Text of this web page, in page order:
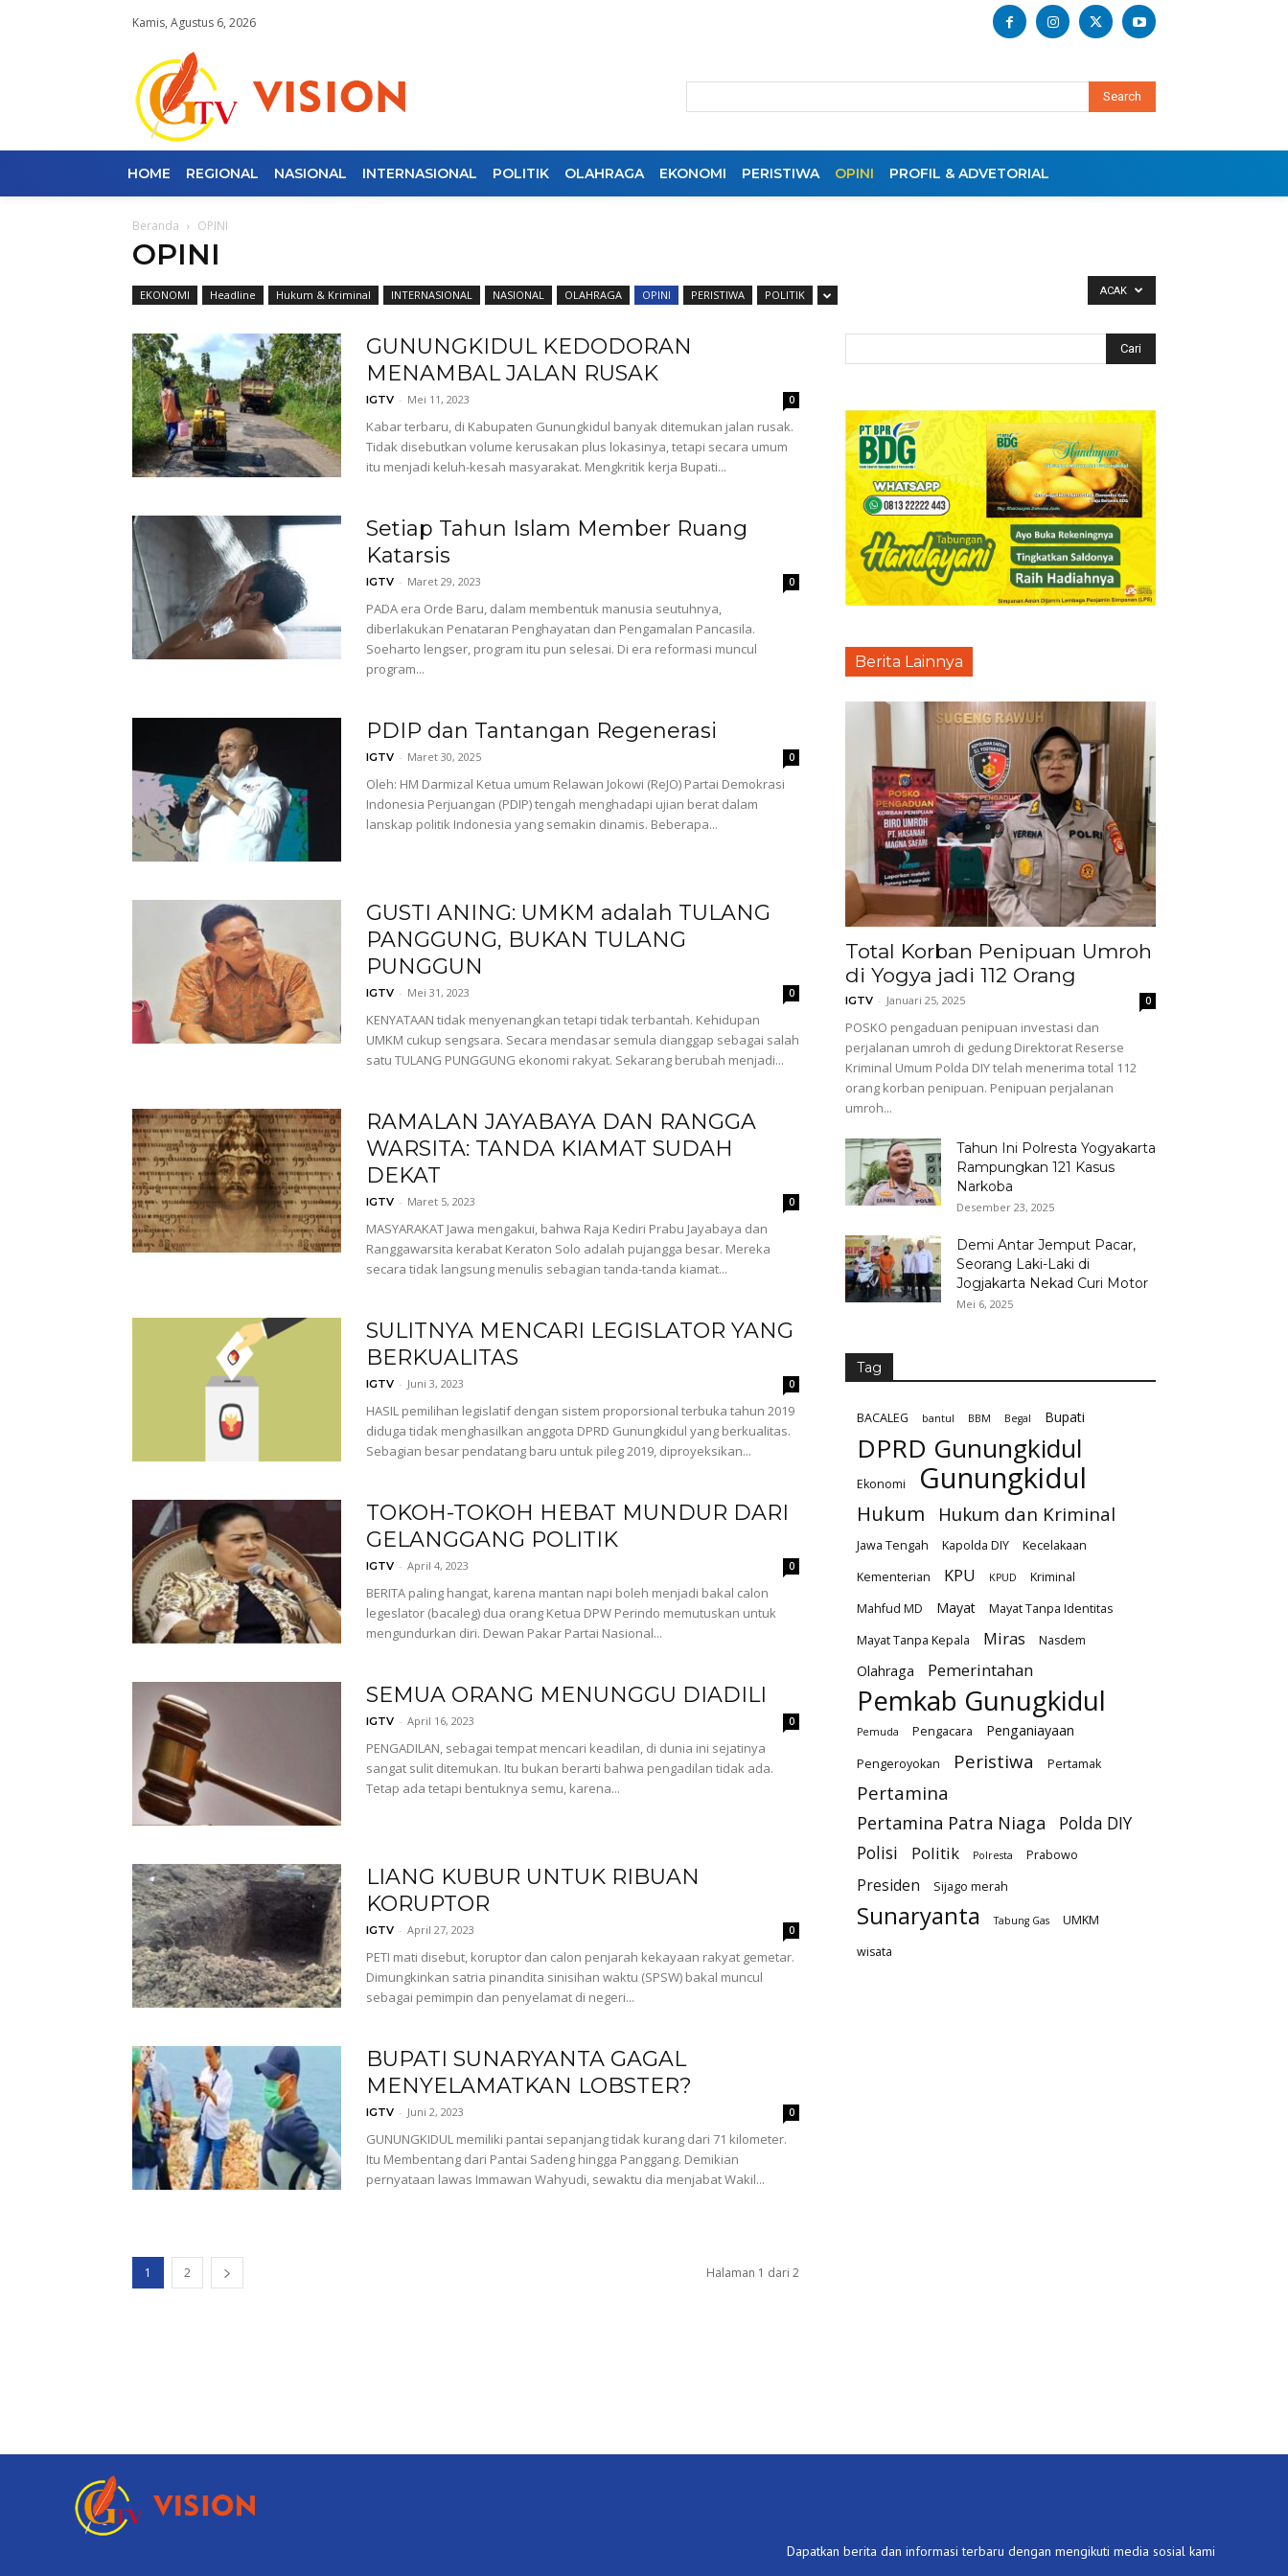
Kamis, Agustus 6, 2026
Search
HOME REGIONAL NASIONAL INTERNASIONAL POLITIK OLAHRAGA EKONOMI PERISTIWA OPINI PROFIL & ADVETORIAL
Beranda OPINI
OPINI
EKONOMI Headline Hukum & Kriminal INTERNASIONAL NASIONAL OLAHRAGA OPINI PERISTIWA POLITIK ACAK
GUNUNGKIDUL KEDODORAN
MENAMBAL JALAN RUSAK
IGTV - Mei 11, 2023 0
Kabar terbaru, di Kabupaten Gunungkidul banyak ditemukan jalan rusak.
Tidak disebutkan volume kerusakan plus lokasinya, tetapi secara umum
itu menjadi keluh-kesah masyarakat. Mengkritik kerja Bupati...
Setiap Tahun Islam Member Ruang
Katarsis
IGTV - Maret 29, 2023 0
PADA era Orde Baru, dalam membentuk manusia seutuhnya,
diberlakukan Penataran Penghayatan dan Pengamalan Pancasila.
Soeharto lengser, program itu pun selesai. Di era reformasi muncul
program...
PDIP dan Tantangan Regenerasi
IGTV - Maret 30, 2025 0
Oleh: HM Darmizal Ketua umum Relawan Jokowi (ReJO) Partai Demokrasi
Indonesia Perjuangan (PDIP) tengah menghadapi ujian berat dalam
lanskap politik Indonesia yang semakin dinamis. Beberapa...
GUSTI ANING: UMKM adalah TULANG
PANGGUNG, BUKAN TULANG
PUNGGUN
IGTV - Mei 31, 2023 0
KENYATAAN tidak menyenangkan tetapi tidak terbantah. Kehidupan
UMKM cukup sengsara. Secara mendasar semula dianggap sebagai salah
satu TULANG PUNGGUNG ekonomi rakyat. Sekarang berubah menjadi...
RAMALAN JAYABAYA DAN RANGGA
WARSITA: TANDA KIAMAT SUDAH
DEKAT
IGTV - Maret 5, 2023 0
MASYARAKAT Jawa mengakui, bahwa Raja Kediri Prabu Jayabaya dan
Ranggawarsita kerabat Keraton Solo adalah pujangga besar. Mereka
secara tidak langsung menulis sebagian tanda-tanda kiamat...
SULITNYA MENCARI LEGISLATOR YANG
BERKUALITAS
IGTV - Juni 3, 2023 0
HASIL pemilihan legislatif dengan sistem proporsional terbuka tahun 2019
diduga tidak menghasilkan anggota DPRD Gunungkidul yang berkualitas.
Sebagian besar pendatang baru untuk pileg 2019, diproyeksikan...
TOKOH-TOKOH HEBAT MUNDUR DARI
GELANGGANG POLITIK
IGTV - April 4, 2023 0
BERITA paling hangat, karena mantan napi boleh menjadi bakal calon
legeslator (bacaleg) dua orang Ketua DPW Perindo memutuskan untuk
mengundurkan diri. Dewan Pakar Partai Nasional...
SEMUA ORANG MENUNGGU DIADILI
IGTV - April 16, 2023 0
PENGADILAN, sebagai tempat mencari keadilan, di dunia ini sejatinya
sangat sulit ditemukan. Itu bukan berarti bahwa pengadilan tidak ada.
Tetap ada tetapi bentuknya semu, karena...
LIANG KUBUR UNTUK RIBUAN
KORUPTOR
IGTV - April 27, 2023 0
PETI mati disebut, koruptor dan calon penjarah kekayaan rakyat gemetar.
Dimungkinkan satria pinandita sinisihan waktu (SPSW) bakal muncul
sebagai pemimpin dan penyelamat di negeri...
BUPATI SUNARYANTA GAGAL
MENYELAMATKAN LOBSTER?
IGTV - Juni 2, 2023 0
GUNUNGKIDUL memiliki pantai sepanjang tidak kurang dari 71 kilometer.
Itu Membentang dari Pantai Sadeng hingga Panggang. Demikian
pernyataan lawas Immawan Wahyudi, sewaktu dia menjabat Wakil...
1 2 Halaman 1 dari 2
Berita Lainnya
Total Korban Penipuan Umroh
di Yogya jadi 112 Orang
IGTV - Januari 25, 2025 0
POSKO pengaduan penipuan investasi dan
perjalanan umroh di gedung Direktorat Reserse
Kriminal Umum Polda DIY telah menerima total 112
orang korban penipuan. Penipuan perjalanan
umroh...
Tahun Ini Polresta Yogyakarta
Rampungkan 121 Kasus
Narkoba
Desember 23, 2025
Demi Antar Jemput Pacar,
Seorang Laki-Laki di
Jogjakarta Nekad Curi Motor
Mei 6, 2025
Tag
BACALEG bantul BBM Begal Bupati
DPRD Gunungkidul
Ekonomi Gunungkidul
Hukum Hukum dan Kriminal
Jawa Tengah Kapolda DIY
Kecelakaan
Kementerian
KPU KPUD
Kriminal
Mahfud MD
Mayat
Mayat Tanpa Identitas
Mayat Tanpa Kepala
Miras Nasdem
Olahraga Pemerintahan
Pemkab Gunugkidul
Pemuda Pengacara Penganiayaan
Pengeroyokan Peristiwa Pertamak
Pertamina
Pertamina Patra Niaga
Polda DIY
Polisi
Politik Polresta Prabowo
Presiden Sijago merah
Sunaryanta Tabung Gas
UMKM
wisata
Dapatkan berita dan informasi terbaru dengan mengikuti media sosial kami